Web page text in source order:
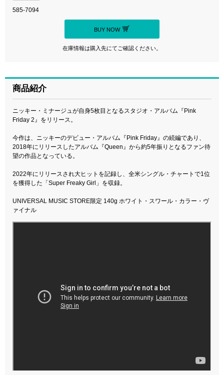
585-7094
BUY NOW
在庫情報は購入先にてご確認ください。
商品紹介
ニッキー・ミナージュが自身5枚目となるスタジオ・アルバム『Pink
Friday 2』をリリース。
今作は、ニッキーのデビュー・アルバム『Pink Friday』の続編であり、
2018年にリリースしたアルバム『Queen』から約5年振りとなるファン待
望の作品となっている。
2022年にリリースされ大ヒットを記録し、全米シングル・チャートで1位
を獲得した「Super Freaky Girl」を収録。
UNIVERSAL MUSIC STORE限定 140g ホワイト・スワール・カラー・ヴ
ァイナル